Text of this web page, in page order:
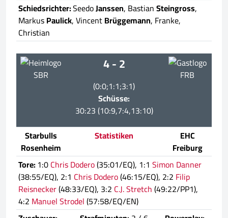
Schiedsrichter:SeedoJanssen, BastianSteingross,
MarkusPaulick, VincentBrüggemann, Franke,
Christian
SBR
4 - 2
(0:0;1:1;3:1)
Schüsse:
30:23 (10:9,7:4,13:10)
FRB
Starbulls
Rosenheim
Statistiken
EHC
Freiburg
Tore:1:0Chris Dodero(35:01/EQ), 1:1 Simon Danner
(38:55/EQ), 2:1 Chris Dodero(46:15/EQ), 2:2 Filip
Reisnecker(48:33/EQ), 3:2 C.J. Stretch(49:22/PP1),
4:2 Manuel Strodel(57:58/EQ/EN)